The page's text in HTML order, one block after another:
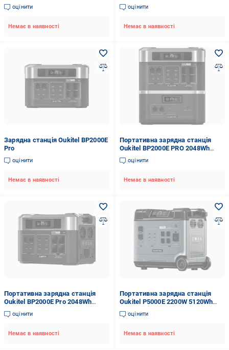
оцінити
Немає в наявності
Вт/год (31807832)
оцінити
Немає в наявності
Зарядна станція Oukitel BP2000E
Pro
оцінити
Немає в наявності
Портативна зарядна станція
Oukitel BP2000E PRO 2048Wh
3600W і додаткова батарея
2000W 2048Wh (108618)
оцінити
Немає в наявності
Портативна зарядна станція
Oukitel BP2000E Pro 2048Wh
(106172)
оцінити
Немає в наявності
Портативна зарядна станція
Oukitel P5000E 2200W 5120Wh
(95652)
оцінити
Немає в наявності